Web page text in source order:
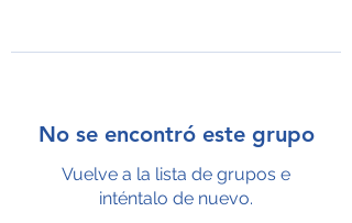
No se encontró este grupo
Vuelve a la lista de grupos e
inténtalo de nuevo.